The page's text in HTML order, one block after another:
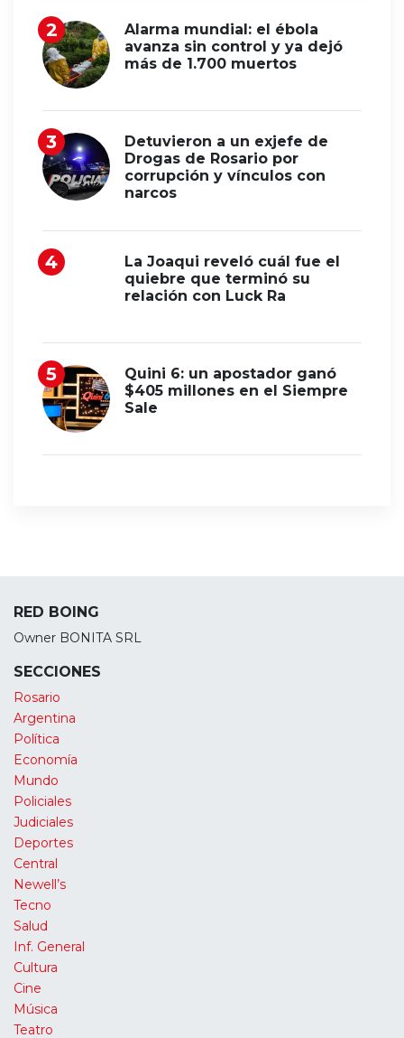
Alarma mundial: el ébola
avanza sin control y ya dejó
más de 1.700 muertos
Detuvieron a un exjefe de
Drogas de Rosario por
corrupción y vínculos con
narcos
La Joaqui reveló cuál fue el
quiebre que terminó su
relación con Luck Ra
Quini 6: un apostador ganó
$405 millones en el Siempre
Sale
RED BOING
Owner BONITA SRL
SECCIONES
Rosario
Argentina
Política
Economía
Mundo
Policiales
Judiciales
Deportes
Central
Newell’s
Tecno
Salud
Inf. General
Cultura
Cine
Música
Teatro